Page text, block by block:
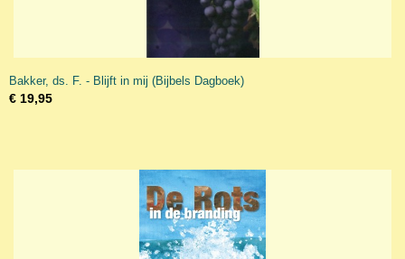
Bakker, ds. F. - Blijft in mij (Bijbels Dagboek)
€ 19,95